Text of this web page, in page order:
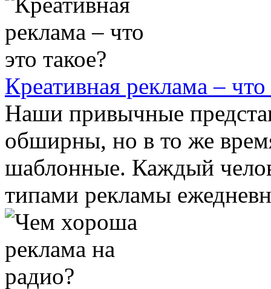
Креативная реклама – что
Наши привычные
обширны, но в то же
шаблонные. Каждый
типами рекламы